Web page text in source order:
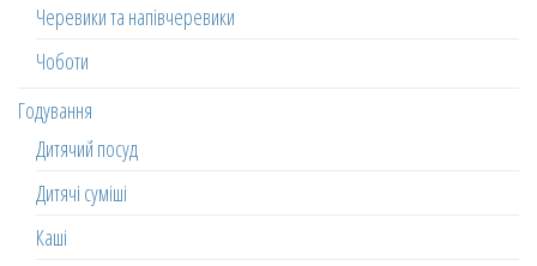
Черевики та напівчеревики
Чоботи
Годування
Дитячий посуд
Дитячі суміші
Каші